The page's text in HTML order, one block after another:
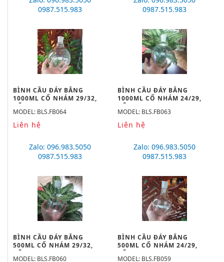
0987.515.983
BÌNH CẦU ĐÁY BẰNG
1000ML CỔ NHÁM 29/32,
HÃNG BIOHALL
MODEL: BLS.FB064
Liên hệ
0987.515.983
BÌNH CẦU ĐÁY BẰNG
1000ML CỔ NHÁM 24/29,
HÃNG BIOHALL
MODEL: BLS.FB063
Liên hệ
Zalo: 096.983.5050
0987.515.983
BÌNH CẦU ĐÁY BẰNG
500ML CỔ NHÁM 29/32,
HÃNG BIOHALL
MODEL: BLS.FB060
Zalo: 096.983.5050
0987.515.983
BÌNH CẦU ĐÁY BẰNG
500ML CỔ NHÁM 24/29,
HÃNG BIOHALL
MODEL: BLS.FB059